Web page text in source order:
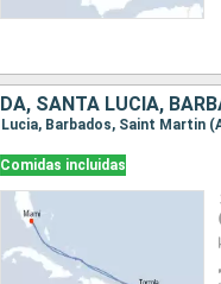
Comidas incluidas